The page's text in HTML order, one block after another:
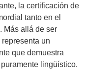
la certificación de
tanto en el
Más allá de ser
un
que demuestra
lingüístico.